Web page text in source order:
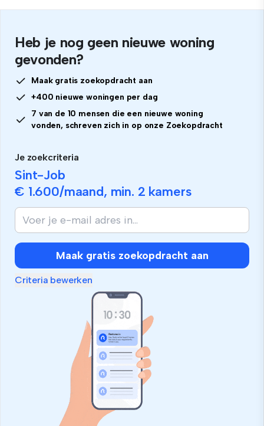
Heb je nog geen nieuwe woning
gevonden?
Maak gratis zoekopdracht aan
+400 nieuwe woningen per dag
7 van de 10 mensen die een nieuwe woning
vonden, schreven zich in op onze Zoekopdracht
Je zoekcriteria
Sint-Job
€ 1.600/maand, min. 2 kamers
Maak gratis zoekopdracht aan
Criteria bewerken